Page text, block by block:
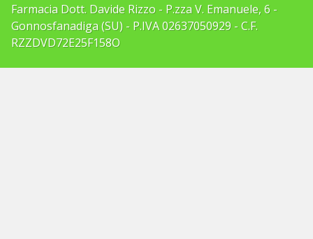
Farmacia Dott. Davide Rizzo - P.zza V. Emanuele, 6 -
Gonnosfanadiga (SU) - P.IVA 02637050929 - C.F.
RZZDVD72E25F158O